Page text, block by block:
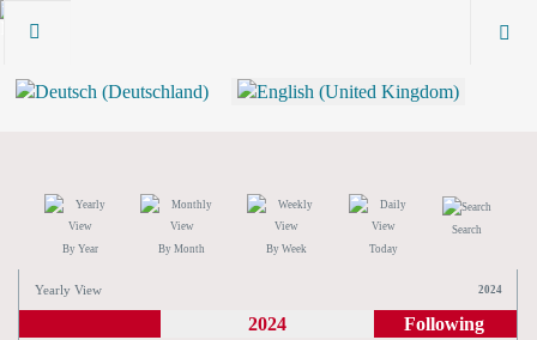
By Year By Month By Week Today
Search
Yearly View 2024
2024
Following